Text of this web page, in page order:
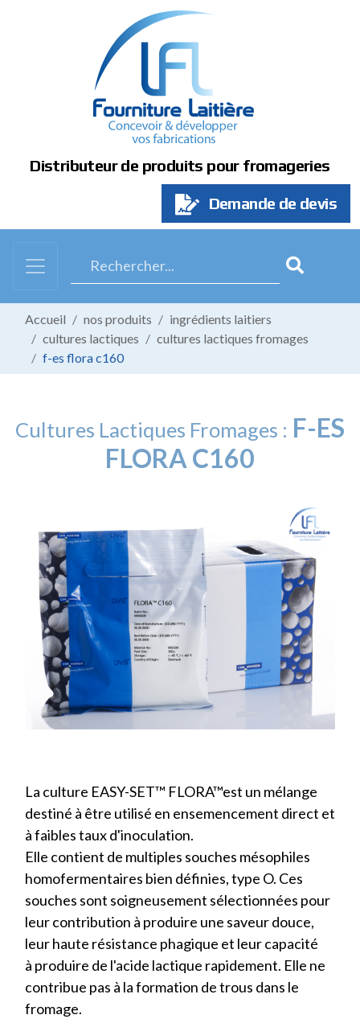
Distributeur de produits pour fromageries
Demande de devis
Accueil nos produits
ingrédients laitiers
cultures lactiques
cultures lactiques fromages
f-es flora c160
Cultures Lactiques Fromages : F-ES
FLORA C160
La culture EASY-SET™ FLORA™est un mélange
destiné à être utilisé en ensemencement direct et
à faibles taux d'inoculation.
Elle contient de multiples souches mésophiles
homofermentaires bien définies, type O. Ces
souches sont soigneusement sélectionnées pour
leur contribution à produire une saveur douce,
leur haute résistance phagique et leur capacité
à produire de l'acide lactique rapidement. Elle ne
contribue pas à la formation de trous dans le
fromage.
Panneau de gestion des cookies